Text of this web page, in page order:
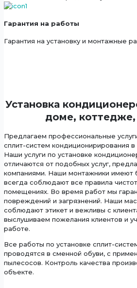
Гарантия на работы
Гарантия на установку и монтажные
Установка
доме,
Предлагаем профессиональные
сплит-систем кондиционирирования
Наши услуги по установке
отличаются от подобных услуг,
компаниями. Наши монтажники имеют
всегда соблюдают все правила
помещениях. Во время работ мы
повреждений и загрязнений. Наши
соблюдают этикет и вежливы с
выслушиваем пожелания клиентов и
работе.
Все работы по установке сплит-
проводятся в сменной обуви, с
пылесосов. Контроль качества
объекте.